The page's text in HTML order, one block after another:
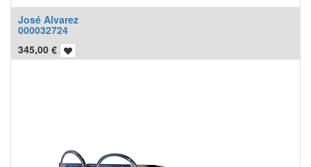
José Alvarez
000032724
345,00 €